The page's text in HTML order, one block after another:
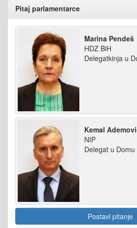
Pitaj parlamentarce
Marina Pendeš
HDZ BiH
Delegatkinja u
Kemal
NIP
Delegat u
Postavi pitanje